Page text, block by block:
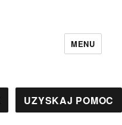
MENU
UZYSKAJ POMOC